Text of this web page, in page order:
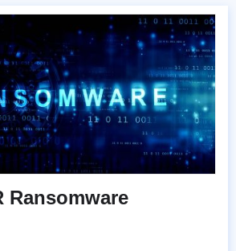
Ransomware